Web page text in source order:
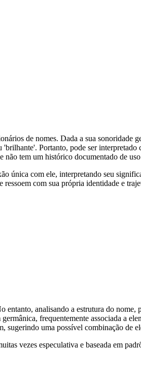
de nomes. Dada a sua sonoridade
Portanto, pode ser
não tem um histórico documentado de
única com ele, interpretando seu
com sua própria identidade e
analisando a estrutura do nome,
frequentemente associada a
uma possível combinação de
vezes especulativa e baseada em